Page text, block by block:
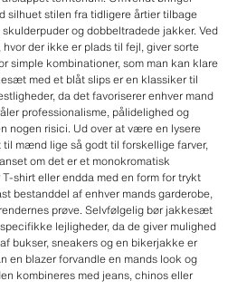
silhuet stilen fra tidligere årtier tilbage
og dobbeltradede jakker. Ved
der ikke er plads til fejl, giver sorte
kombinationer, som man kan klare
med et blåt slips er en klassiker til
da det favoriserer enhver mand
professionalisme, pålidelighed og
nogen risici. Ud over at være en lysere
mænd lige så godt til forskellige farver,
om det er et monokromatisk
shirt eller endda med en form for trykt
bestanddel af enhver mands garderobe,
prøve. Selvfølgelig bør jakkesæt
lejligheder, da de giver mulighed
bukser, sneakers og en bikerjakke er
en blazer forvandle en mands look og
kombineres med jeans, chinos eller